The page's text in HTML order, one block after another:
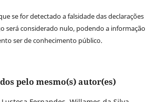
se for detectado a falsidade das declarações
será considerado nulo, podendo a informação
ser de conhecimento público.
pelo mesmo(s) autor(es)